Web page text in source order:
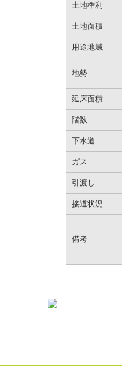
土地権利
土地面積
用途地域
地勢
延床面積
階数
下水道
ガス
引渡し
接道状況
備考